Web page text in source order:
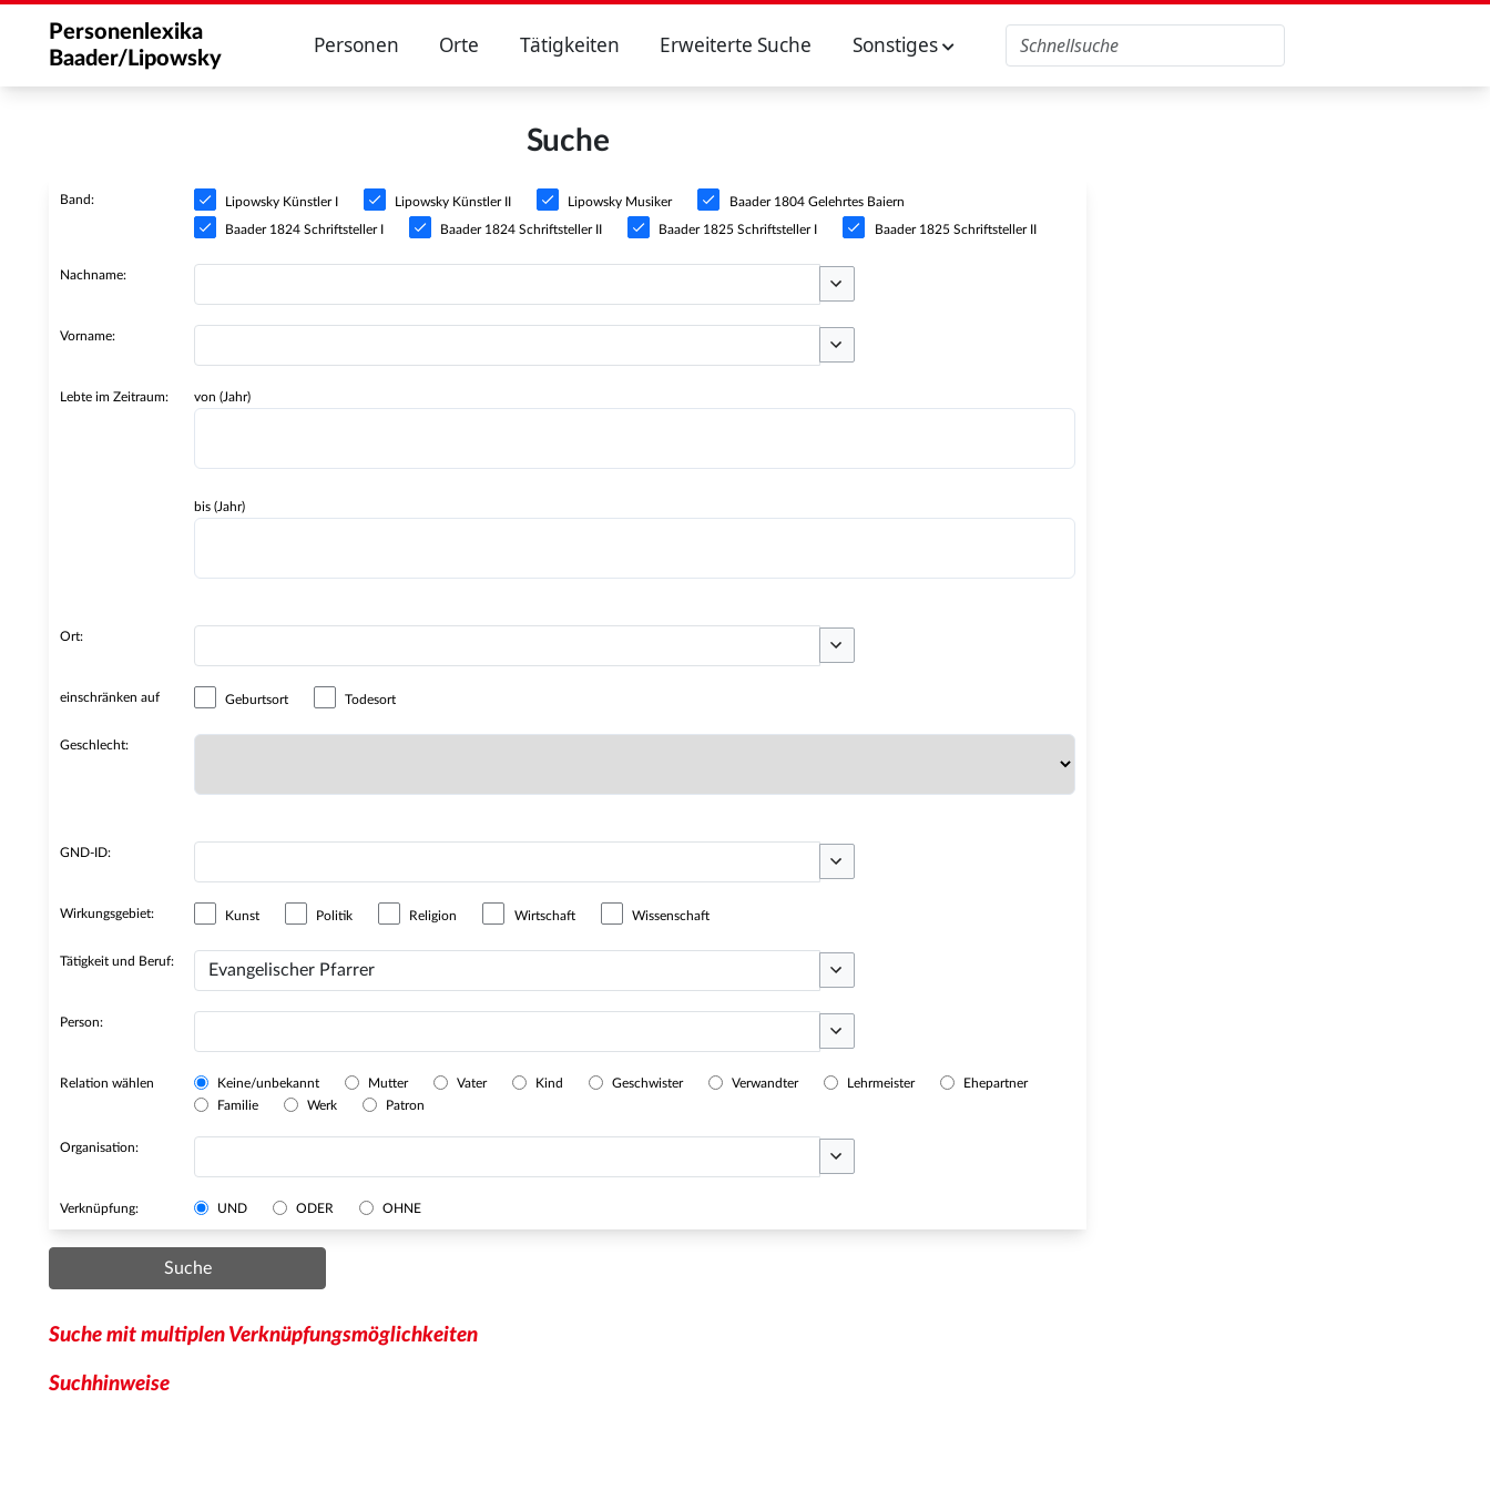
Personenlexika
Baader/Lipowsky
Personen Orte Tätigkeiten Erweiterte Suche Sonstiges
Suche
Band: Lipowsky Künstler I Lipowsky Künstler II Lipowsky Musiker Baader 1804 Gelehrtes Baiern
Baader 1824 Schriftsteller I Baader 1824 Schriftsteller II Baader 1825 Schriftsteller I Baader 1825 Schriftsteller II
Nachname:
Optionen umschalten
Vorname:
Optionen umschalten
Lebte im Zeitraum: von (Jahr)
bis (Jahr)
Ort:
Optionen umschalten
einschränken auf Geburtsort Todesort
Geschlecht:
GND-ID:
Optionen umschalten
Wirkungsgebiet: Kunst Politik Religion Wirtschaft Wissenschaft
Tätigkeit und Beruf:
Optionen umschalten
Person:
Optionen umschalten
Relation wählen Keine/unbekannt Mutter Vater Kind Geschwister Verwandter Lehrmeister
Ehepartner
Familie
Werk Patron
Organisation:
Optionen umschalten
Verknüpfung: UND ODER OHNE
Suche
Suche mit multiplen Verknüpfungsmöglichkeiten
Suchhinweise